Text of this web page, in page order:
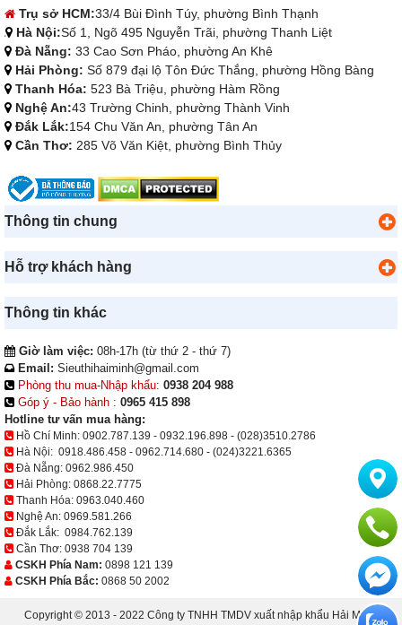
Trụ sở HCM:33/4 Bùi Đình Túy, phường Bình Thạnh
Hà Nội:Số 1, Ngõ 495 Nguyễn Trãi, phường Thanh Liệt
Đà Nẵng: 33 Cao Sơn Pháo, phường An Khê
Hải Phòng: Số 879 đại lộ Tôn Đức Thắng, phường Hồng Bàng
Thanh Hóa: 523 Bà Triệu, phường Hàm Rồng
Nghệ An:43 Trường Chinh, phường Thành Vinh
Đắk Lắk:154 Chu Văn An, phường Tân An
Cần Thơ: 285 Võ Văn Kiệt, phường Bình Thủy
Thông tin chung
Hỗ trợ khách hàng
Thông tin khác
Giờ làm việc: 08h-17h (từ thứ 2 - thứ 7)
Email: Sieuthihaiminh@gmail.com
Phòng thu mua-Nhập khẩu: 0938 204 988
Góp ý - Bảo hành : 0965 415 898
Hotline tư vấn mua hàng:
Hồ Chí Minh: 0902.787.139 - 0932.196.898 - (028)3510.2786
Hà Nội: 0918.486.458 - 0962.714.680 - (024)3221.6365
Đà Nẵng: 0962.986.450
Hải Phòng: 0868.22.7775
Thanh Hóa: 0963.040.460
Nghệ An: 0969.581.266
Đắk Lắk: 0984.762.139
Cần Thơ: 0938 704 139
CSKH Phía Nam: 0898 121 139
CSKH Phía Bắc: 0868 50 2002
Copyright © 2013 - 2022 Công ty TNHH TMDV xuất nhập khẩu Hải Minh.